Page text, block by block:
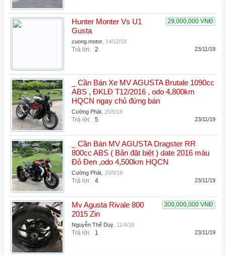
29,000,000 VNĐ
Hunter Monter Vs U1
Gusta
cuong.motor 14/12/18
Trả lời: 2 23/11/19
_ Cần Bán Xe MV AGUSTA Brutale 1090cc
ABS , ĐKLĐ T12/2016 , odo 4,800km
HQCN ngay chủ đứng bán
Cường Phát 25/6/19
Trả lời: 5 23/11/19
_ Cần Bán MV AGUSTA Dragster RR
800cc ABS ( Bản đặt biệt ) date 2016 màu
Đỏ Đen ,odo 4,500km HQCN
Cường Phát 10/9/19
Trả lời: 4 23/11/19
300,000,000 VNĐ
Mv Agusta Rivale 800
2015 Zin
Nguyễn Thế Duy 11/4/18
Trả lời: 1 23/11/19